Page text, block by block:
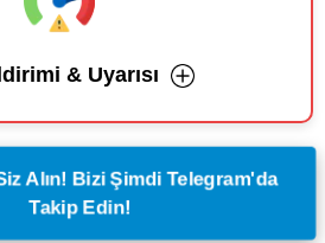
& Uyarısı
Alın! Bizi Şimdi Telegram'da
Takip Edin!